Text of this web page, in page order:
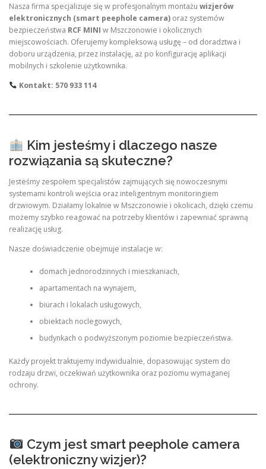
Nasza firma specjalizuje się w profesjonalnym montażu wizjerów
elektronicznych (smart peephole camera) oraz systemów
bezpieczeństwa RCF MINI w Mszczonowie i okolicznych
miejscowościach. Oferujemy kompleksową usługę – od doradztwa i
doboru urządzenia, przez instalację, aż po konfigurację aplikacji
mobilnych i szkolenie użytkownika.
Kontakt: 570 933 114
Kim jesteśmy i dlaczego nasze
rozwiązania są skuteczne?
Jesteśmy zespołem specjalistów zajmujących się nowoczesnymi
systemami kontroli wejścia oraz inteligentnym monitoringiem
drzwiowym. Działamy lokalnie w Mszczonowie i okolicach, dzięki czemu
możemy szybko reagować na potrzeby klientów i zapewniać sprawną
realizację usług.
Nasze doświadczenie obejmuje instalacje w:
domach jednorodzinnych i mieszkaniach,
apartamentach na wynajem,
biurach i lokalach usługowych,
obiektach noclegowych,
budynkach o podwyższonym poziomie bezpieczeństwa.
Każdy projekt traktujemy indywidualnie, dopasowując system do
rodzaju drzwi, oczekiwań użytkownika oraz poziomu wymaganej
ochrony.
Czym jest smart peephole camera
(elektroniczny wizjer)?